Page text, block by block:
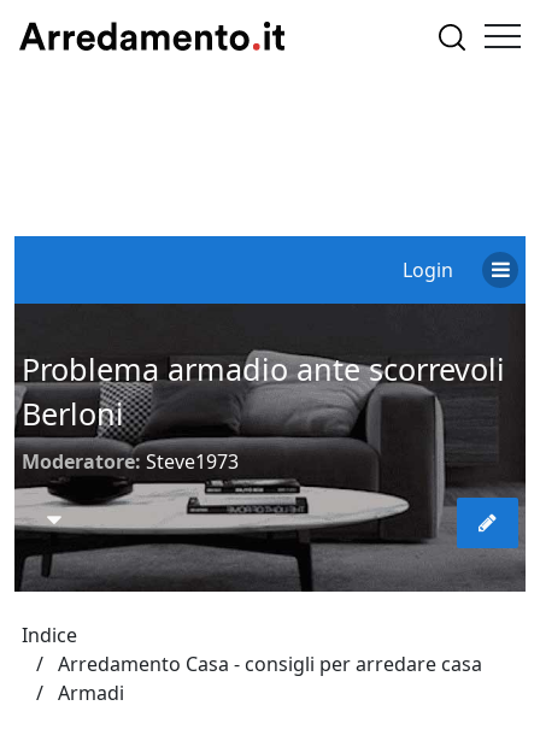
Login
Problema armadio ante scorrevoli
Berloni
Moderatore: Steve1973
Indice
Arredamento Casa - consigli per arredare casa
Armadi